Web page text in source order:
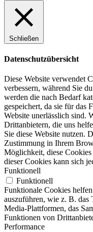
Schließen
Datenschutzübersicht
Diese Website verwendet
verbessern, während Sie
werden die nach Bedarf
gespeichert, da sie für das
Website unerlässlich sind.
Drittanbietern, die uns
Sie diese Website nutzen.
Zustimmung in Ihrem
Möglichkeit, diese
dieser Cookies kann sich
Funktionell
Funktionell
Funktionale Cookies
auszuführen, wie z. B. das
Media-Plattformen, das
Funktionen von
Performance